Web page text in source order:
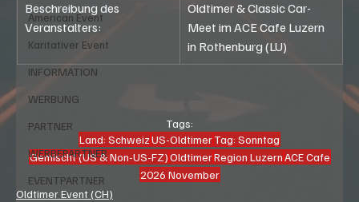
American Event
Karitativer Event
INFORMATION
WERBUNG
PARTNER
WERBEPARTNER
EVENTPARTNER
Beschreibung des
Veranstalters:
Oldtimer & Classic Car-
Meet im ACE Cafe Luzern
in Rothenburg (LU)
Tags:
Land: SchweizUS-OldtimerTag: Sonntag
Gemischt (US & Non-US-FZ)OldtimerRegion LuzernACE Cafe
2026 November
Oldtimer Event (CH)